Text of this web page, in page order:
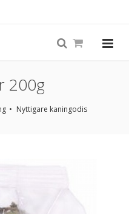
200g
Nyttigare kaningodis